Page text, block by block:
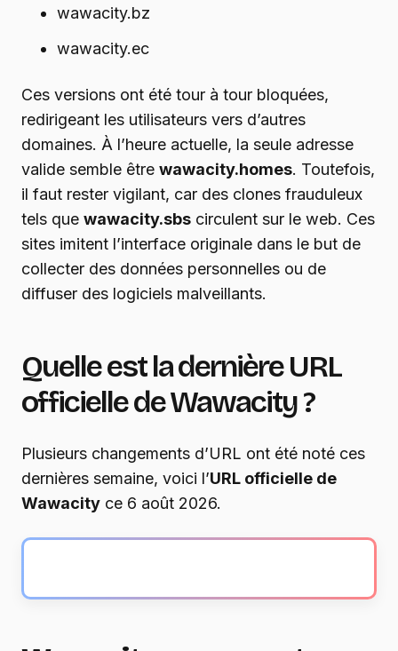
wawacity.bz
wawacity.ec
Ces versions ont été tour à tour bloquées,
redirigeant les utilisateurs vers d’autres
domaines. À l’heure actuelle, la seule adresse
valide semble être wawacity.homes. Toutefois,
il faut rester vigilant, car des clones frauduleux
tels que wawacity.sbs circulent sur le web. Ces
sites imitent l’interface originale dans le but de
collecter des données personnelles ou de
diffuser des logiciels malveillants.
Quelle est la dernière URL
officielle de Wawacity ?
Plusieurs changements d’URL ont été noté ces
dernières semaine, voici l’URL officielle de
Wawacity ce 6 août 2026.